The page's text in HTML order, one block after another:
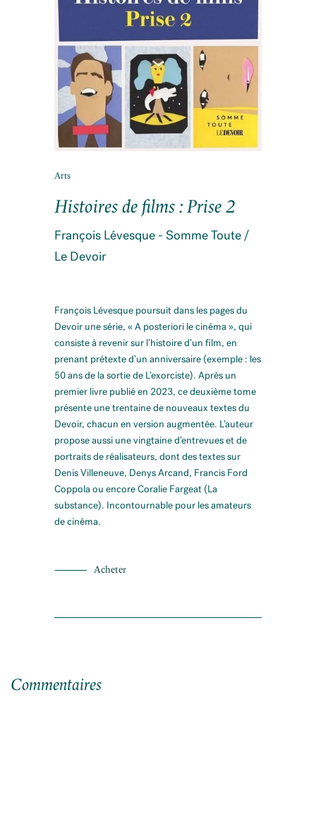
Arts
Histoires de films : Prise 2
François Lévesque - Somme Toute /
Le Devoir
François Lévesque poursuit dans les pages du
Devoir une série, « A posteriori le cinéma », qui
consiste à revenir sur l’histoire d’un film, en
prenant prétexte d’un anniversaire (exemple : les
50 ans de la sortie de L’exorciste). Après un
premier livre publié en 2023, ce deuxième tome
présente une trentaine de nouveaux textes du
Devoir, chacun en version augmentée. L’auteur
propose aussi une vingtaine d’entrevues et de
portraits de réalisateurs, dont des textes sur
Denis Villeneuve, Denys Arcand, Francis Ford
Coppola ou encore Coralie Fargeat (La
substance). Incontournable pour les amateurs
de cinéma.
Acheter
Commentaires